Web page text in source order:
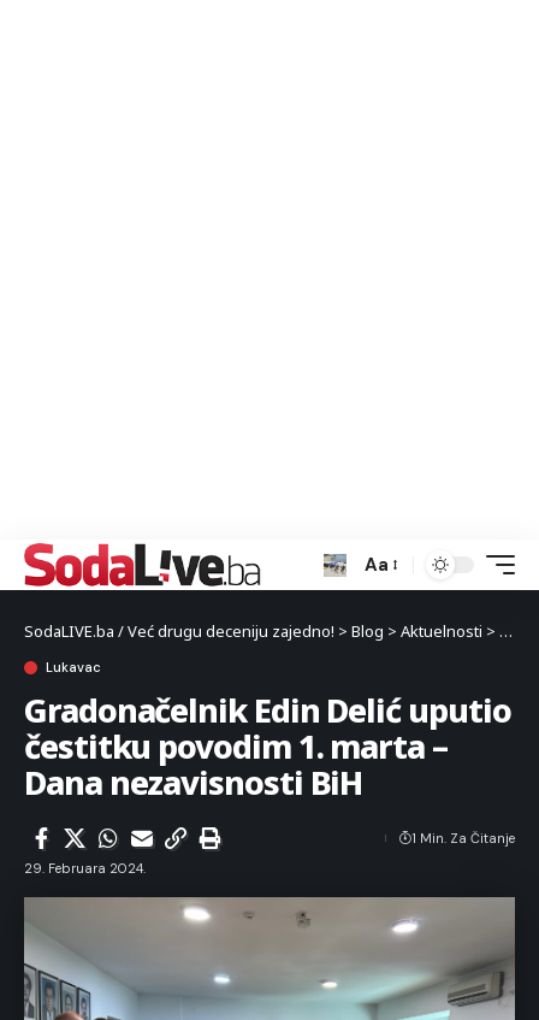
Aa
SodaLIVE.ba / Već drugu deceniju zajedno! > Blog > Aktuelnosti >
Lukavac
Gradonačelnik Edin Delić uputio
čestitku povodim 1. marta –
Dana nezavisnosti BiH
29. Februara 2024.
1 Min. Za Čitanje